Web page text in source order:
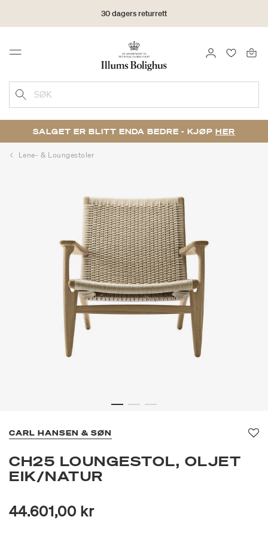
30 dagers returrett
Menu LOGG INN
SØK
SALGET ER BLITT ENDA BEDRE - KJØP HER
Lene- & Loungestoler
CARL HANSEN & SØN
CH25 LOUNGESTOL, OLJET
EIK/NATUR
44.601,00 kr